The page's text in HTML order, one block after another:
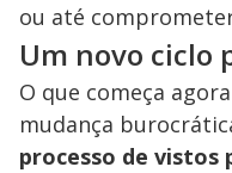
ou até
Um novo ciclo
O que começa
mudança
processo de vistos